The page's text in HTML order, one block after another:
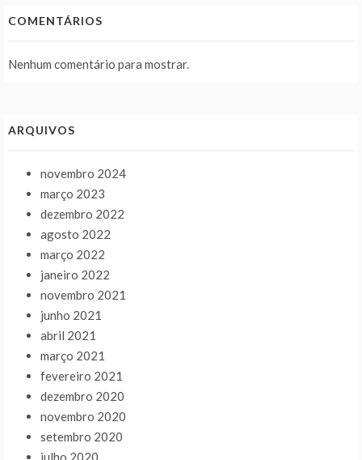
COMENTÁRIOS
Nenhum comentário para mostrar.
ARQUIVOS
novembro 2024
março 2023
dezembro 2022
agosto 2022
março 2022
janeiro 2022
novembro 2021
junho 2021
abril 2021
março 2021
fevereiro 2021
dezembro 2020
novembro 2020
setembro 2020